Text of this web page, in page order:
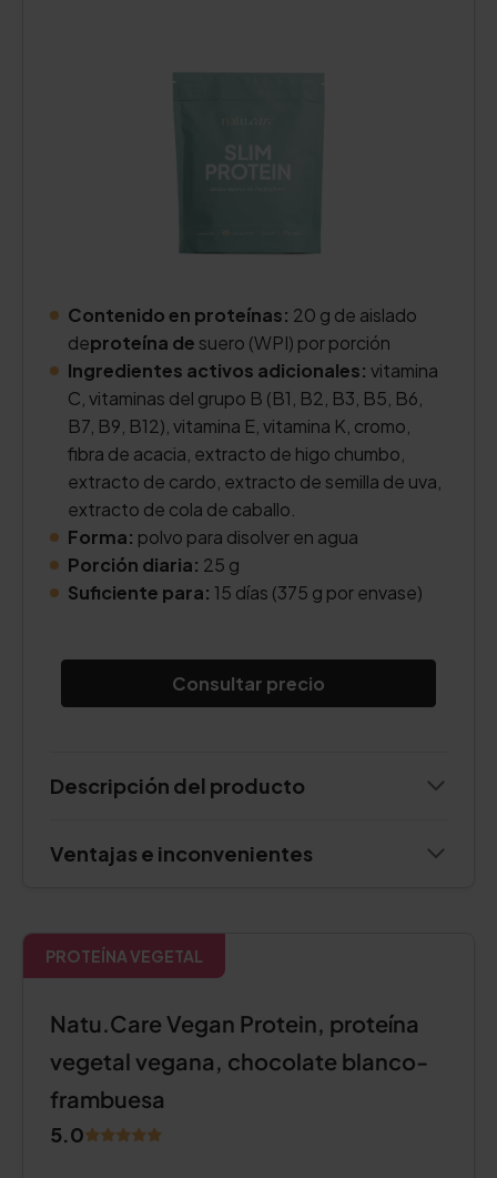
Contenido en proteínas: 20 g de aislado
deproteína de suero (WPI) por porción
Ingredientes activos adicionales: vitamina
C, vitaminas del grupo B (B1, B2, B3, B5, B6,
B7, B9, B12), vitamina E, vitamina K, cromo,
fibra de acacia, extracto de higo chumbo,
extracto de cardo, extracto de semilla de uva,
extracto de cola de caballo.
Forma: polvo para disolver en agua
Porción diaria: 25 g
Suficiente para: 15 días (375 g por envase)
Consultar precio
Descripción del producto
Ventajas e inconvenientes
PROTEÍNA VEGETAL
Natu.Care Vegan Protein, proteína
vegetal vegana, chocolate blanco-
frambuesa
5.0